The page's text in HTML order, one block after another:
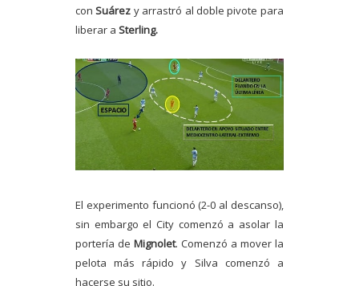
conSuárez y arrastró al doble pivote para
liberar a Sterling.
El experimento funcionó (2-0 al descanso),
sin embargo el City comenzó a asolar la
portería de Mignolet. Comenzó a mover la
pelota más rápido y Silva comenzó a
hacerse su sitio.